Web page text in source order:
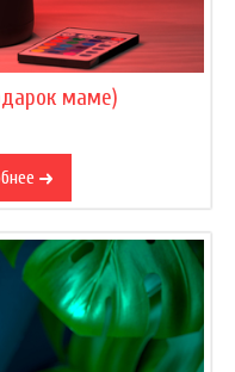
маме)